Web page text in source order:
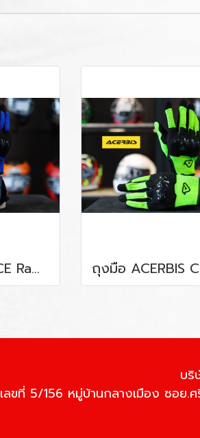
ถุงมือ ACERBIS CE Ramsey BLUE
บริ
เลขที่ 5/156 หมู่บ้านกลางเมือง ซอ